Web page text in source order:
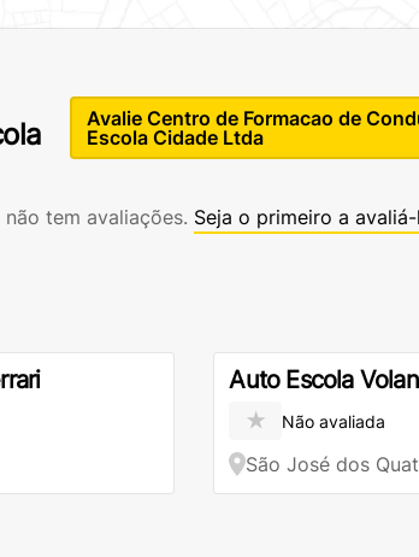
Avalie Centro de Formacao de
Escola Cidade Ltda
tem avaliações. Seja o primeiro a
Auto Escola
★ Não avaliada
São José dos